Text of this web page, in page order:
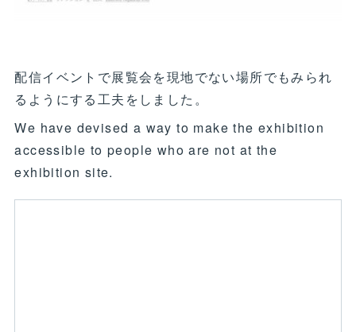
配信イベントで展覧会を現地でない場所でもみられ
るようにする工夫をしました。
We have devised a way to make the exhibition
accessible to people who are not at the
exhibition site.